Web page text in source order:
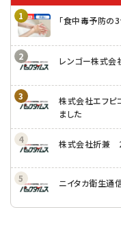
「食中毒予防の3
レンゴー株式
株式会社エフ
ました
株式会社折兼
ニイタカ衛生通